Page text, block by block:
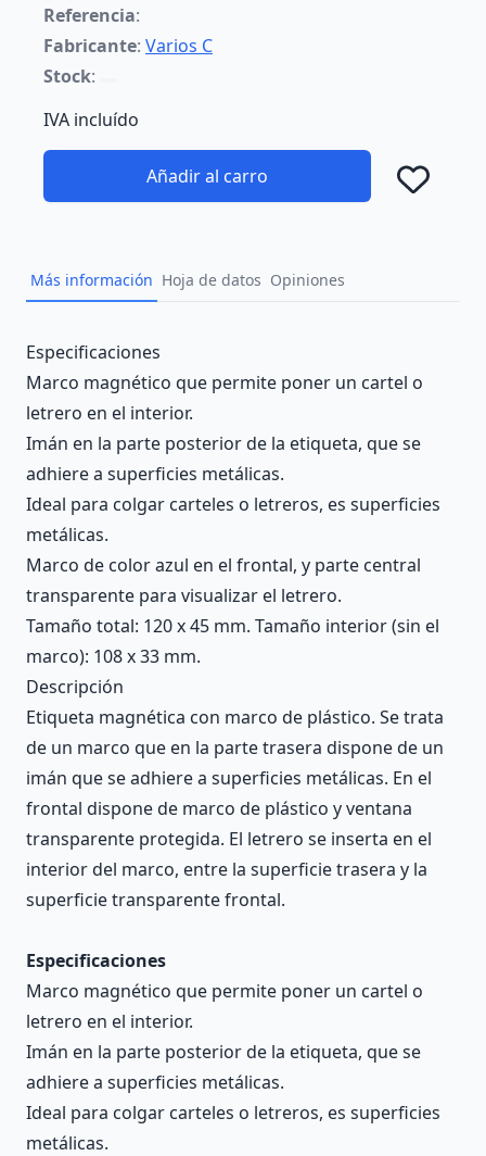
Referencia:
Fabricante: Varios C
Stock:
IVA incluído
Añadir al carro
Más información Hoja de datos Opiniones
Description
Especificaciones
Marco magnético que permite poner un cartel o
letrero en el interior.
Imán en la parte posterior de la etiqueta, que se
adhiere a superficies metálicas.
Ideal para colgar carteles o letreros, es superficies
metálicas.
Marco de color azul en el frontal, y parte central
transparente para visualizar el letrero.
Tamaño total: 120 x 45 mm. Tamaño interior (sin el
marco): 108 x 33 mm.
Descripción
Etiqueta magnética con marco de plástico. Se trata
de un marco que en la parte trasera dispone de un
imán que se adhiere a superficies metálicas. En el
frontal dispone de marco de plástico y ventana
transparente protegida. El letrero se inserta en el
interior del marco, entre la superficie trasera y la
superficie transparente frontal.
Especificaciones
Marco magnético que permite poner un cartel o
letrero en el interior.
Imán en la parte posterior de la etiqueta, que se
adhiere a superficies metálicas.
Ideal para colgar carteles o letreros, es superficies
metálicas.